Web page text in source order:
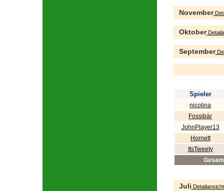
November
Oktober
September
Spieler
nicolina
Fossibär
JohnPlayer13
Hornett
ItsTweety
Juli Detailansicht